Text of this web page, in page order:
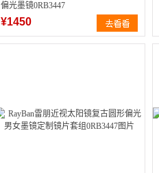
偏光墨镜0RB3447
¥1450